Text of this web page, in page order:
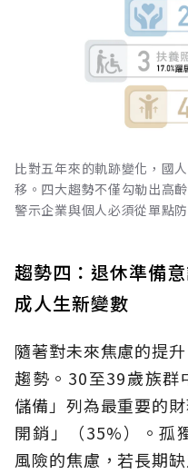
比對五年來的軌跡變化，國
移。四大趨勢不僅勾勒出高
警示企業與個人必須從單點
趨勢四：退休準備
成人生新變數
隨著對未來焦慮的提
趨勢。30至39歲族群
儲備」列為最重要的
開銷」（35%）。孤
風險的焦慮，若長期